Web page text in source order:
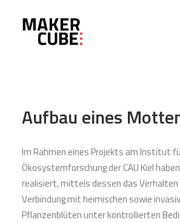
ABOUT
EVENTS
Aufbau eines
Im Rahmen eines Projekts am Institut
Ökosystemforschung der CAU Kiel
realisiert, mittels dessen das
Verbindung mit heimischen sowie
Pflanzenblüten unter kontrollierten